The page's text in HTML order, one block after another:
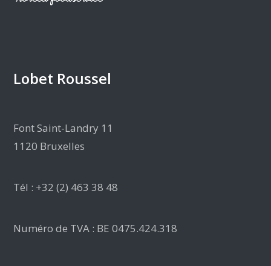
Lobet Roussel
Font Saint-Landry 11
1120 Bruxelles
Tél : +32 (2) 463 38 48
Numéro de TVA : BE 0475.424.318